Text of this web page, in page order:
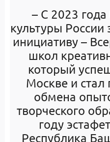
– С 2023
культуры
инициативу –
школ
который
Москве и
обмена
творческого
году
Республика